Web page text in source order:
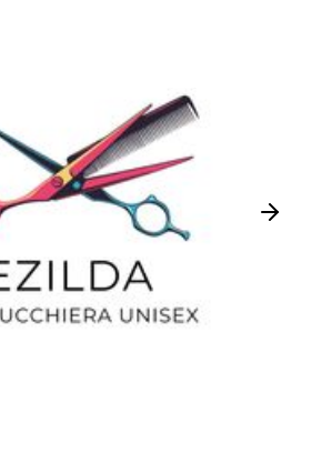
next